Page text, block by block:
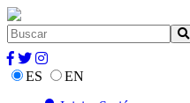
ES
EN